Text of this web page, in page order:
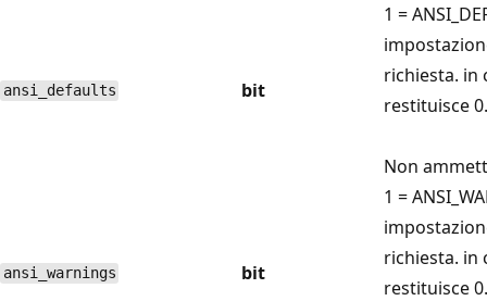
ansi_defaults bit
1 =
richiesta. in
restituisce 0.
Non
ansi_warnings bit
1 =
richiesta. in
restituisce 0.